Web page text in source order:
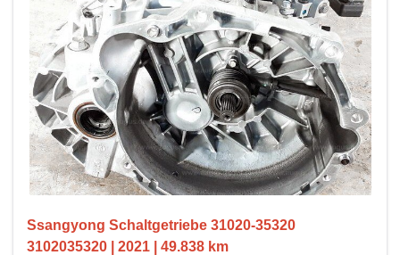
Ssangyong Schaltgetriebe 31020-35320
3102035320 | 2021 | 49.838 km